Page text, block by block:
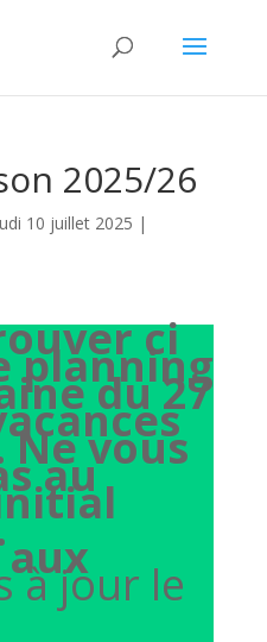
2025/26
10 juillet 2025 |
ci
planning
du 27
Ne vous
au
à jour le